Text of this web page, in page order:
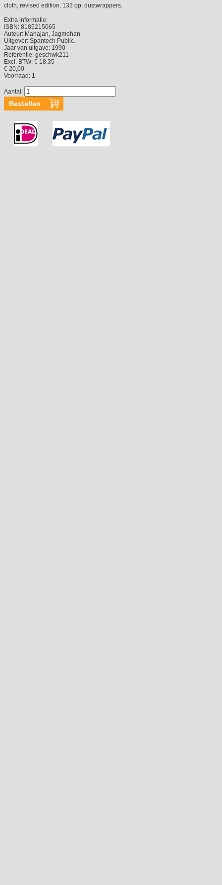
cloth, revised edition, 133 pp, dustwrappers.
Extra informatie:
ISBN: 8185215065
Auteur: Mahajan, Jagmohan
Uitgever: Spantech Public.
Jaar van uitgave: 1990
Referentie: geschwk211
Excl. BTW: € 18,35
€ 20,00
Voorraad: 1
Aantal: